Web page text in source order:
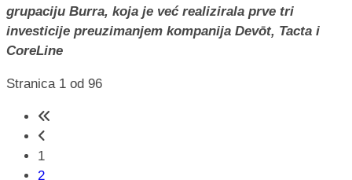
grupaciju Burra, koja je već realizirala prve tri
investicije preuzimanjem kompanija Devōt, Tacta i
CoreLine
Stranica 1 od 96
1
2